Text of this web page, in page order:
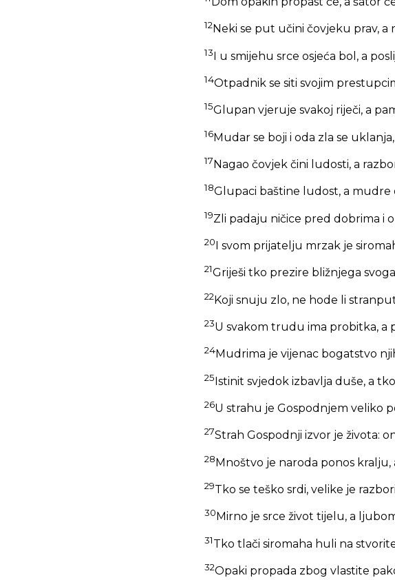
12Neki se put učini čovjeku prav, a
13I u smijehu srce osjeća bol, a
14Otpadnik se siti svojim
15Glupan vjeruje svakoj riječi, a
16Mudar se boji i oda zla se
17 Nagao čovjek čini ludosti, a
18Glupaci baštine ludost, a mudre
19Zli padaju ničice pred dobrima i
20 I svom prijatelju mrzak je
21Griješi tko prezire bližnjega
22Koji snuju zlo, ne hode li
23U svakom trudu ima probitka, a
24Mudrima je vijenac bogatstvo
25Istinit svjedok izbavlja duše, a
26U strahu je Gospodnjem veliko
27Strah Gospodnji izvor je života:
28Mnoštvo je naroda ponos
29Tko se teško srdi, velike je
30 Mirno je srce život tijelu, a
31Tko tlači siromaha huli na
32Opaki propada zbog vlastite